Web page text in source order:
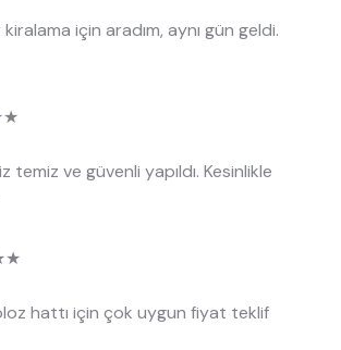
için aradım, aynı gün geldi.
temiz ve güvenli yapıldı. Kesinlikle
hattı için çok uygun fiyat teklif